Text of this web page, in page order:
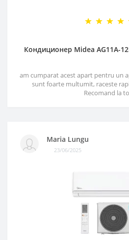
Кондиционер Midea AG11A-
am cumparat acest apart pentru un
sunt foarte multumit, raceste
Recomand la
Maria Lungu
23/06/2025